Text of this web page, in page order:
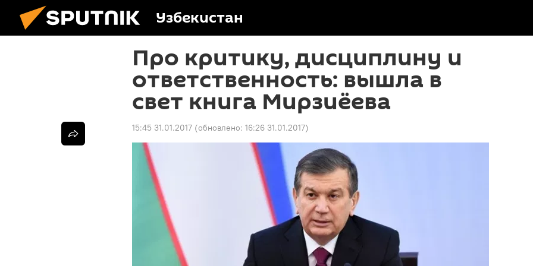
Узбекистан
Про критику, дисциплину и
ответственность: вышла в
свет книга Мирзиёева
15:45 31.01.2017 (обновлено: 16:26 31.01.2017)